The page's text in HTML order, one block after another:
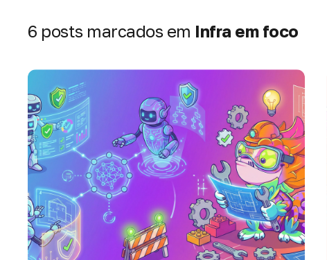
6 posts marcados em Infra em foco